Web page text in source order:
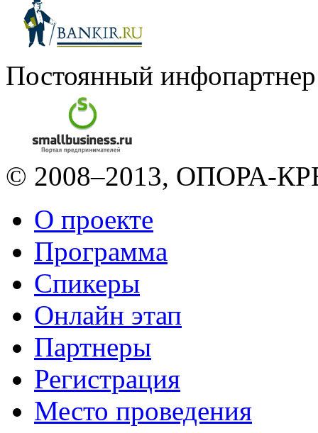
Постоянный инфопартнер
© 2008–2013, ОПОРА-
О проекте
Программа
Спикеры
Онлайн этап
Партнеры
Регистрация
Место проведения